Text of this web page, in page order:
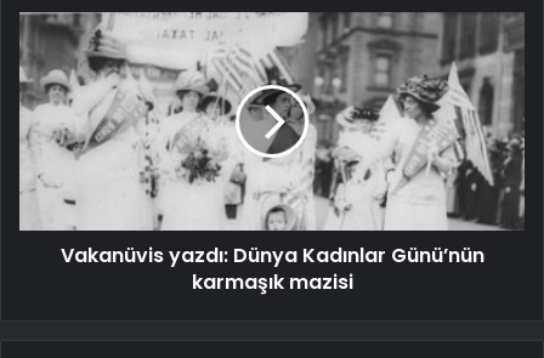
Vakanüvis yazdı: Dünya Kadınlar Günü’nün
karmaşık mazisi